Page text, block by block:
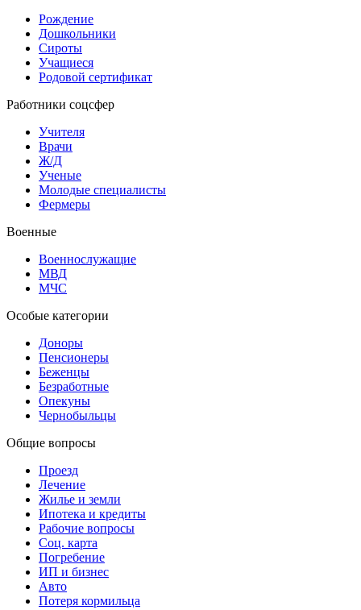
Рождение
Дошкольники
Сироты
Учащиеся
Родовой сертификат
Работники соцсфер
Учителя
Врачи
Ж/Д
Ученые
Молодые специалисты
Фермеры
Военные
Военнослужащие
МВД
МЧС
Особые категории
Доноры
Пенсионеры
Беженцы
Безработные
Опекуны
Чернобыльцы
Общие вопросы
Проезд
Лечение
Жилье и земли
Ипотека и кредиты
Рабочие вопросы
Соц. карта
Погребение
ИП и бизнес
Авто
Потеря кормильца